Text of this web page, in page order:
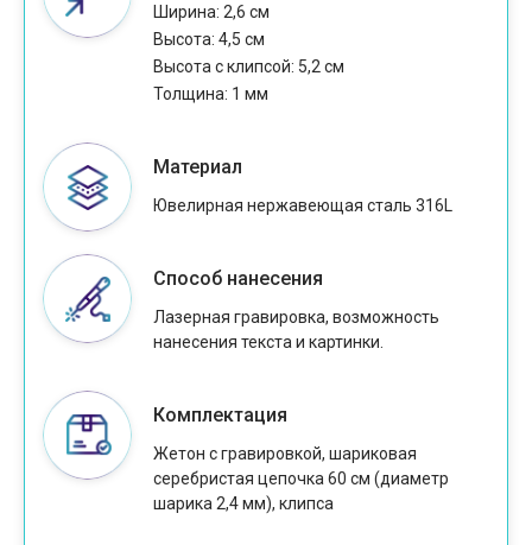
Ширина: 2,6 см
Высота: 4,5 см
Высота с клипсой: 5,2 см
Толщина: 1 мм
Материал
Ювелирная нержавеющая сталь 316L
Способ нанесения
Лазерная гравировка, возможность
нанесения текста и картинки.
Комплектация
Жетон с гравировкой, шариковая
серебристая цепочка 60 см (диаметр
шарика 2,4 мм), клипса